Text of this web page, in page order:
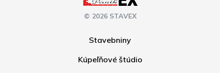
© 2026 STAVEX
Stavebniny
Kúpeľňové štúdio